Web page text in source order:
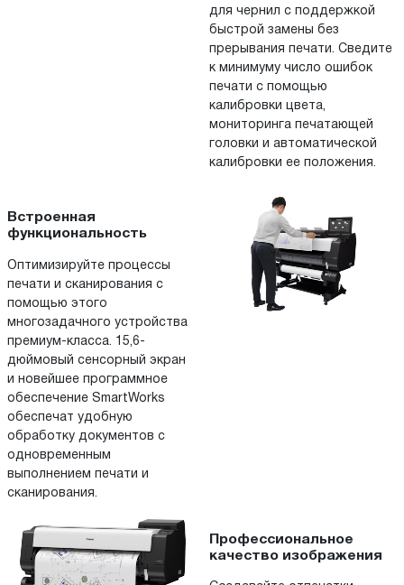
для чернил с поддержкой
быстрой замены без
прерывания печати. Сведите
к минимуму число ошибок
печати с помощью
калибровки цвета,
мониторинга печатающей
головки и автоматической
калибровки ее положения.
Встроенная
функциональность
Оптимизируйте процессы
печати и сканирования с
помощью этого
многозадачного устройства
премиум-класса. 15,6-
дюймовый сенсорный экран
и новейшее программное
обеспечение SmartWorks
обеспечат удобную
обработку документов с
одновременным
выполнением печати и
сканирования.
Профессиональное
качество изображения